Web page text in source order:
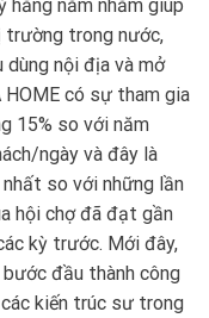
hằng năm nhằm giúp
trường trong nước,
nội địa và mở
HOME có sự tham gia
15% so với năm
ngày và đây là
so với những lần
hội chợ đã đạt gần
kỳ trước. Mới đây,
đầu thành công
kiến trúc sư trong